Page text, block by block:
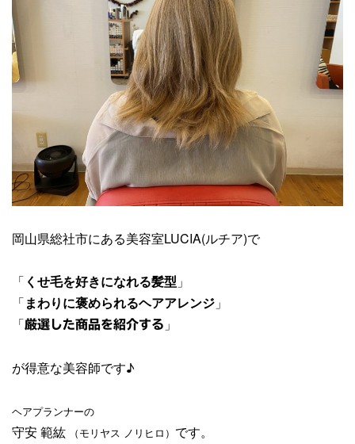
岡山県総社市にある美容室LUCIA(ルチア)で
「 くせ毛を好きになれる髪型 」
「まわりに褒められるヘアアレンジ 」
「厳選した商品を紹介する 」
が得意な美容師です♪
ヘアプランナーの
守安 範紘 （モリヤス ノリヒロ） です。